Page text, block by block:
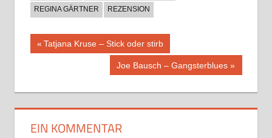
REGINA GÄRTNER
REZENSION
Beitragsnavigation
Vorheriger
Tatjana Kruse – Stick oder stirb
Nächster
Joe Bausch – Gangsterblues
EIN KOMMENTAR